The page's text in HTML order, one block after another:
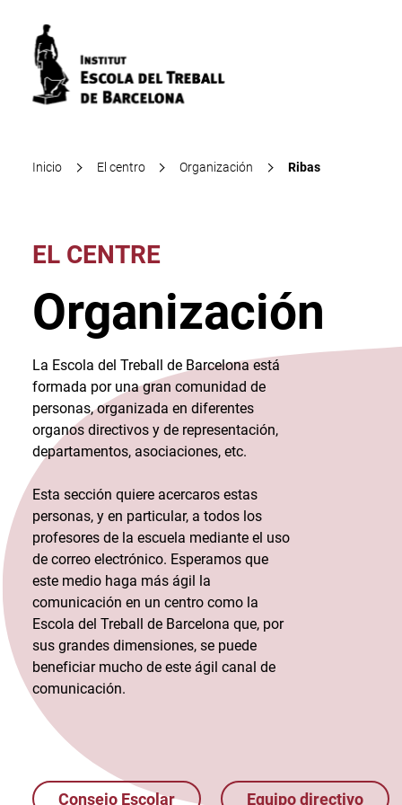
Inicio El centro Organización Ribas
EL CENTRE
Organización
La Escola del Treball de Barcelona está
formada por una gran comunidad de
personas, organizada en diferentes
organos directivos y de representación,
departamentos, asociaciones, etc.
Esta sección quiere acercaros estas
personas, y en particular, a todos los
profesores de la escuela mediante el uso
de correo electrónico. Esperamos que
este medio haga más ágil la
comunicación en un centro como la
Escola del Treball de Barcelona que, por
sus grandes dimensiones, se puede
beneficiar mucho de este ágil canal de
comunicación.
Consejo Escolar Equipo directivo